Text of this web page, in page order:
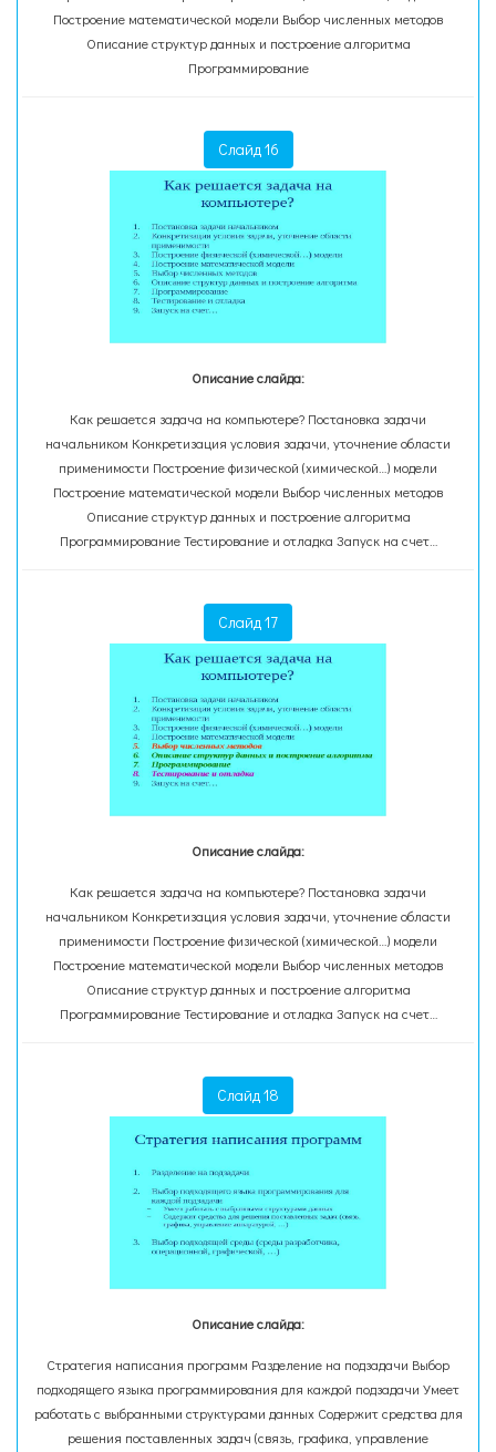
Построение математической модели Выбор численных методов
Описание структур данных и построение алгоритма
Программирование
Слайд 16
Описание слайда:
Как решается задача на компьютере? Постановка задачи
начальником Конкретизация условия задачи, уточнение области
применимости Построение физической (химической…) модели
Построение математической модели Выбор численных методов
Описание структур данных и построение алгоритма
Программирование Тестирование и отладка Запуск на счет…
Слайд 17
Описание слайда:
Как решается задача на компьютере? Постановка задачи
начальником Конкретизация условия задачи, уточнение области
применимости Построение физической (химической…) модели
Построение математической модели Выбор численных методов
Описание структур данных и построение алгоритма
Программирование Тестирование и отладка Запуск на счет…
Слайд 18
Описание слайда:
Стратегия написания программ Разделение на подзадачи Выбор
подходящего языка программирования для каждой подзадачи Умеет
работать с выбранными структурами данных Содержит средства для
решения поставленных задач (связь, графика, управление